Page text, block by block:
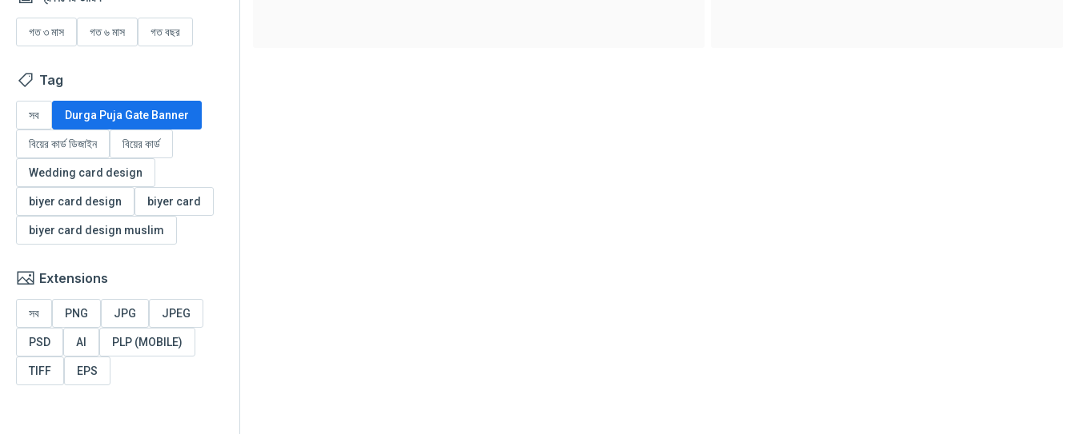
গত ৩ মাস গত ৬ মাস গত বছর
Tag
সব Durga Puja Gate Banner
বিয়ের কার্ড ডিজাইন বিয়ের কার্ড
Wedding card design
biyer card design biyer card
biyer card design muslim
Extensions
সব PNG JPG JPEG
PSD AI PLP (MOBILE)
TIFF EPS